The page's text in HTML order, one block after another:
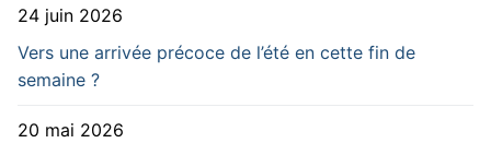
24 juin 2026
Vers une arrivée précoce de l’été en cette fin de
semaine ?
20 mai 2026